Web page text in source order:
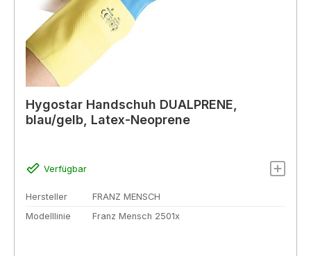
Hygostar Handschuh DUALPRENE,
blau/gelb, Latex-Neoprene
Verfügbar
Hersteller
FRANZ MENSCH
Modelllinie
Franz Mensch 2501x